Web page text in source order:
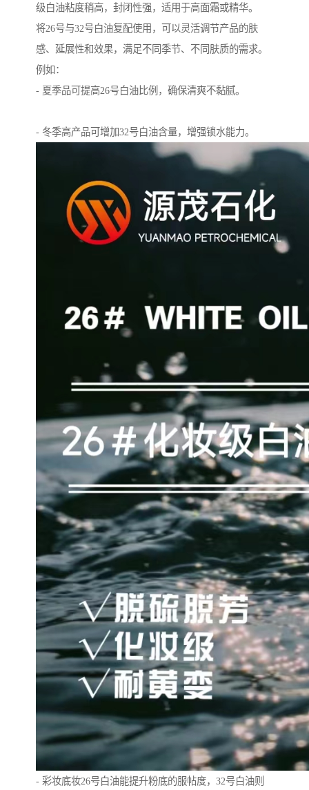
级白油粘度稍高，封闭性强，适用于高面霜或精华。
将26号与32号白油复配使用，可以灵活调节产品的肤
感、延展性和效果，满足不同季节、不同肤质的需求。
例如：
- 夏季品可提高26号白油比例，确保清爽不黏腻。
- 冬季高产品可增加32号白油含量，增强锁水能力。
- 彩妆底妆26号白油能提升粉底的服帖度，32号白油则